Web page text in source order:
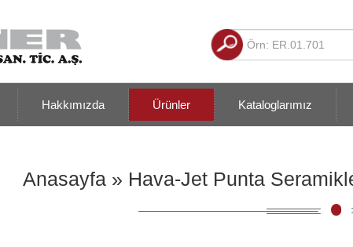
Hakkımızda Ürünler Kataloglarımız
Anasayfa » Hava-Jet Punta